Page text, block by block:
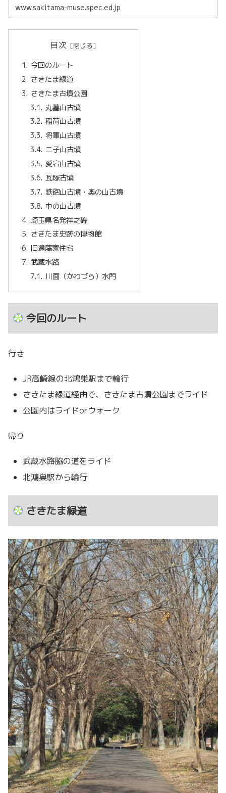
www.sakitama-muse.spec.ed.jp
目次
今回のルート
さきたま緑道
さきたま古墳公園
丸墓山古墳
稲荷山古墳
将軍山古墳
二子山古墳
愛宕山古墳
瓦塚古墳
鉄砲山古墳・奥の山古墳
中の山古墳
埼玉県名発祥之碑
さきたま史跡の博物館
旧遠藤家住宅
武蔵水路
川面（かわづら）水門
今回のルート
行き
JR高崎線の北鴻巣駅まで輪行
さきたま緑道経由で、さきたま古墳公園までライド
公園内はライドorウォーク
帰り
武蔵水路脇の道をライド
北鴻巣駅から輪行
さきたま緑道